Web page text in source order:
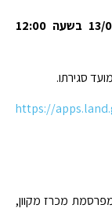
המועד האחרון להגשת הצעות הוא 13/09/2021 בשעה 12:00
סגירתו.
https://
מכרז מקוון,